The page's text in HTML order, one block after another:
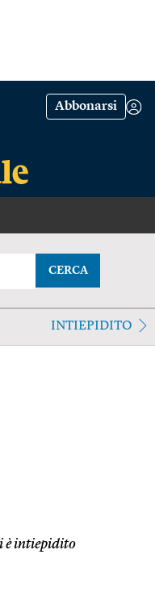
Abbonarsi
CERCA
INTIEPIDITO
è intiepidito